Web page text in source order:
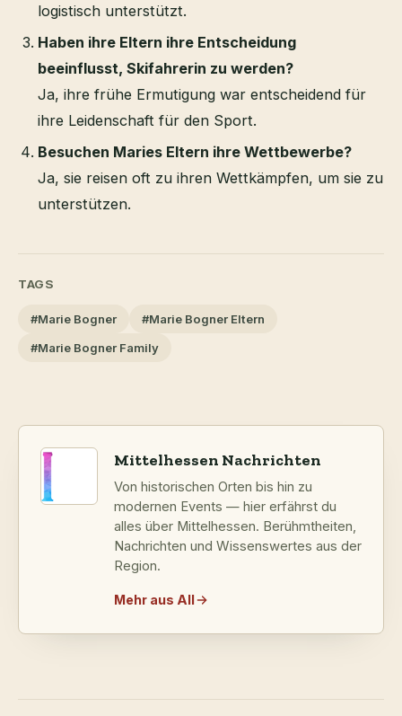
logistisch unterstützt.
Haben ihre Eltern ihre Entscheidung
beeinflusst, Skifahrerin zu werden?
Ja, ihre frühe Ermutigung war entscheidend für
ihre Leidenschaft für den Sport.
Besuchen Maries Eltern ihre Wettbewerbe?
Ja, sie reisen oft zu ihren Wettkämpfen, um sie zu
unterstützen.
TAGS
#Marie Bogner
#Marie Bogner Eltern
#Marie Bogner Family
Mittelhessen Nachrichten
Von historischen Orten bis hin zu
modernen Events — hier erfährst du
alles über Mittelhessen. Berühmtheiten,
Nachrichten und Wissenswertes aus der
Region.
Mehr aus All